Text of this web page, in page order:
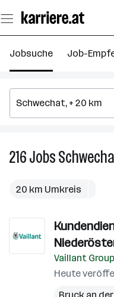
Seiteninhalt
springen
Jobsuche Job-
216Jobs
20 km Umkreis
Vaillant
Heute